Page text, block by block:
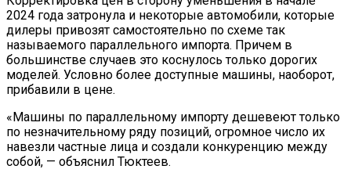
2024 года затронула и некоторые автомобили, которые
дилеры привозят самостоятельно по схеме так
называемого параллельного импорта. Причем в
большинстве случаев это коснулось только дорогих
моделей. Условно более доступные машины, наоборот,
прибавили в цене.
«Машины по параллельному импорту дешевеют только
по незначительному ряду позиций, огромное число их
навезли частные лица и создали конкуренцию между
собой, — объяснил Тюктеев.